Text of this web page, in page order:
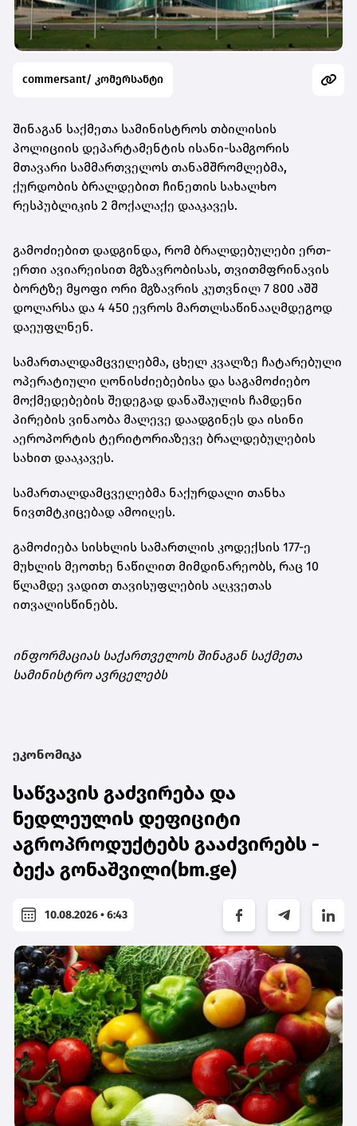
commersant/ კომერსანტი
შინაგან საქმეთა სამინისტროს თბილისის
პოლიციის დეპარტამენტის ისანი-სამგორის
მთავარი სამმართველოს თანამშრომლებმა,
ქურდობის ბრალდებით ჩინეთის სახალხო
რესპუბლიკის 2 მოქალაქე დააკავეს.
გამოძიებით დადგინდა, რომ ბრალდებულები ერთ-
ერთი ავიარეისით მგზავრობისას, თვითმფრინავის
ბორტზე მყოფი ორი მგზავრის კუთვნილ 7 800 აშშ
დოლარსა და 4 450 ევროს მართლსაწინააღმდეგოდ
დაეუფლნენ.
სამართალდამცველებმა, ცხელ კვალზე ჩატარებული
ოპერატიული ღონისძიებებისა და საგამოძიებო
მოქმედებების შედეგად დანაშაულის ჩამდენი
პირების ვინაობა მალევე დაადგინეს და ისინი
აეროპორტის ტერიტორიაზევე ბრალდებულების
სახით დააკავეს.
სამართალდამცველებმა ნაქურდალი თანხა
ნივთმტკიცებად ამოიღეს.
გამოძიება სისხლის სამართლის კოდექსის 177-ე
მუხლის მეოთხე ნაწილით მიმდინარეობს, რაც 10
წლამდე ვადით თავისუფლების აღკვეთას
ითვალისწინებს.
ინფორმაციას საქართველოს შინაგან საქმეთა
სამინისტრო ავრცელებს
ეკონომიკა
საწვავის გაძვირება და
ნედლეულის დეფიციტი
აგროპროდუქტებს გააძვირებს -
ბექა გონაშვილი(bm.ge)
10.08.2026 • 6:43